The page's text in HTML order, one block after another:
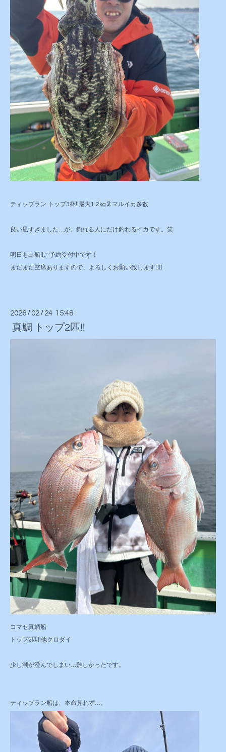
ティップラン トップ3杯‼️最大1.2kg🦑マルイカ多数
良い凪すぎました…が、釣れる人にだけ釣れるイカです。笑
明日も出船‼️ご予約受付中です！
まだまだ空席ありますので、よろしくお願い致します🙇‍♂️
2026 / 02 / 24 15:48
真鯛 トップ2匹‼️
コマセ真鯛船
トップ2匹‼️他クロダイ
少し潮が澄んでしまい…難しかったです。
ティップラン船は、本命見れず…。